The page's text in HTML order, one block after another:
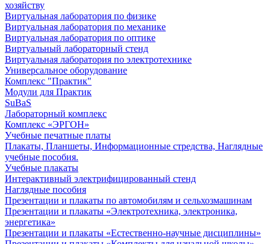
хозяйству
Виртуальная лаборатория по физике
Виртуальная лаборатория по механике
Виртуальная лаборатория по оптике
Виртуальный лабораторный стенд
Виртуальная лаборатория по электротехнике
Универсальное оборудование
Комплекс "Практик"
Модули для Практик
SuBaS
Лабораторный комплекс
Комплекс «ЭРГОН»
Учебные печатные платы
Плакаты, Планшеты, Информационные стредства, Наглядные
учебные пособия.
Учебные плакаты
Интерактивный электрифицированный стенд
Наглядные пособия
Презентации и плакаты по автомобилям и сельхозмашинам
Презентации и плакаты «Электротехника, электроника,
энергетика»
Презентации и плакаты «Естественно-научные дисциплины»